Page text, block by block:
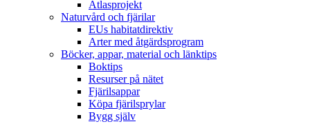
Atlasprojekt
Naturvård och fjärilar
EUs habitatdirektiv
Arter med åtgärdsprogram
Böcker, appar, material och länktips
Boktips
Resurser på nätet
Fjärilsappar
Köpa fjärilsprylar
Bygg själv